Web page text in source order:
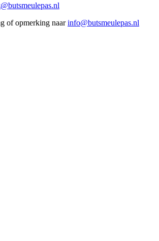
of opmerking naarinfo@butsmeulepas.nl